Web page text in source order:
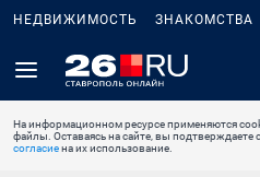
НЕДВИЖИМОСТЬ ЗНАКОМСТВА
На информационном ресурсе применяются
файлы. Оставаясь на сайте, вы подтверждаете
согласиена их использование.